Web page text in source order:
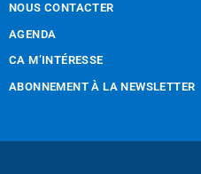
NOUS CONTACTER
AGENDA
CA M’INTÉRESSE
ABONNEMENT À LA NEWSLETTER